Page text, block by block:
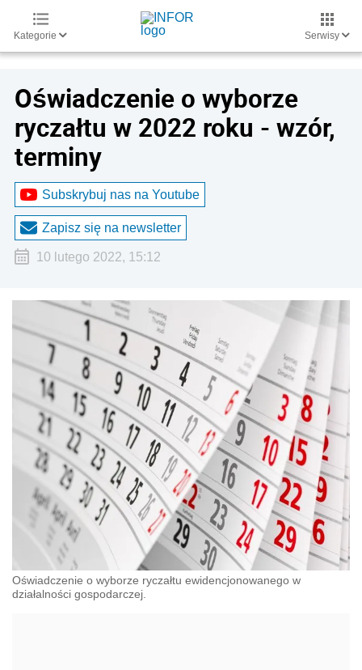
Kategorie Serwisy
Oświadczenie o wyborze
ryczałtu w 2022 roku - wzór,
terminy
Subskrybuj nas na Youtube
Zapisz się na newsletter
10 lutego 2022, 15:12
Oświadczenie o wyborze ryczałtu ewidencjonowanego w
działalności gospodarczej.